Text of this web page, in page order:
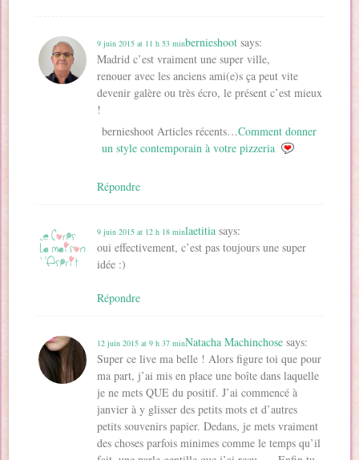
bernieshoot says:
9 juin 2015 at 11 h 53 min
Madrid c’est vraiment une super ville,
renouer avec les anciens ami(e)s ça peut vite
devenir galère ou très écro, le présent c’est mieux
!
bernieshoot Articles récents…Comment donner
un style contemporain à votre pizzeria
Répondre
laetitia says:
9 juin 2015 at 12 h 18 min
oui effectivement, c’est pas toujours une super
idée :)
Répondre
Natacha Machinchose says:
12 juin 2015 at 9 h 37 min
Super ce live ma belle ! Alors figure toi que pour
ma part, j’ai mis en place une boîte dans laquelle
je ne mets QUE du positif. J’ai commencé à
janvier à y glisser des petits mots et d’autres
petits souvenirs papier. Dedans, je mets vraiment
des choses parfois minimes comme le temps qu’il